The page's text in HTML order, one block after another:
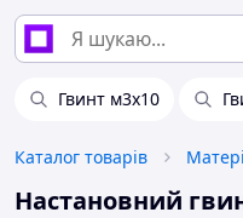
Гвинт м3х10
Каталог товарів
Настановний